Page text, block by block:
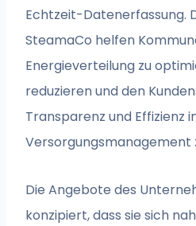
Echtzeit-Datenerfassung.
SteamaCo helfen
Energieverteilung zu
reduzieren und den
Transparenz und Effizienz
Versorgungsmanagement
Die Angebote des
konzipiert, dass sie sich